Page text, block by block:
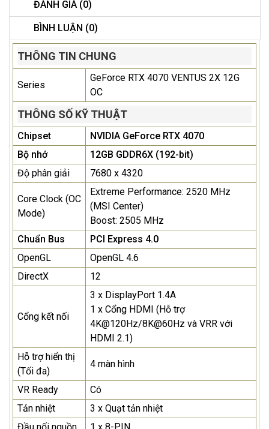
ĐÁNH GIÁ (0)
BÌNH LUẬN (0)
THÔNG TIN CHUNG
Series
GeForce RTX 4070 VENTUS 2X 12G
OC
THÔNG SỐ KỸ THUẬT
Chipset
NVIDIA GeForce RTX 4070
Bộ nhớ
12GB GDDR6X (192-bit)
Độ phân giải
7680 x 4320
Core Clock (OC
Mode)
Extreme Performance: 2520 MHz
(MSI Center)
Boost: 2505 MHz
Chuẩn Bus
PCI Express 4.0
OpenGL
OpenGL 4.6
DirectX
12
Cổng kết nối
3 x DisplayPort 1.4A
1 x Cổng HDMI (Hỗ trợ
4K@120Hz/8K@60Hz và VRR với
HDMI 2.1)
Hỗ trợ hiển thị
(Tối đa)
4 màn hình
VR Ready
Có
Tản nhiệt
3 x Quạt tản nhiệt